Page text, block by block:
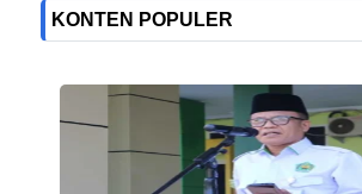
KONTEN POPULER